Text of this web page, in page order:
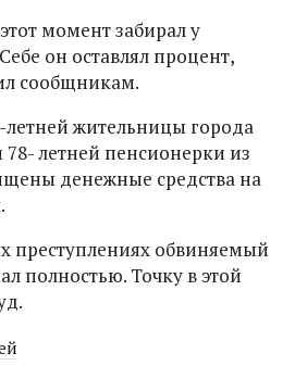
момент забирал у
он оставлял процент,
сообщникам.
жительницы города
летней пенсионерки из
денежные средства на
преступлениях обвиняемый
полностью. Точку в этой